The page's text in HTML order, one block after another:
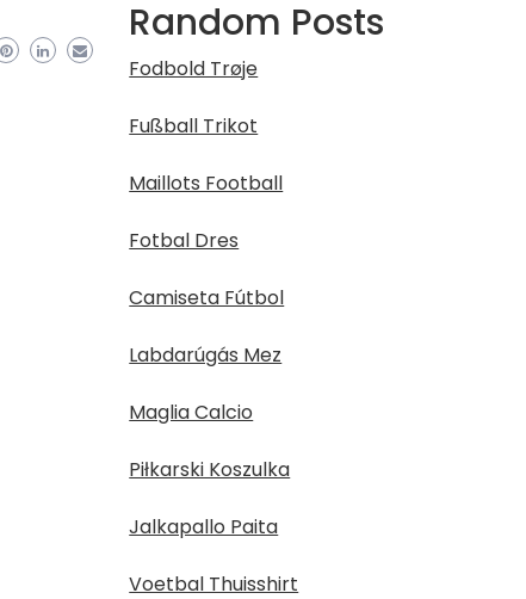
Random Posts
Fodbold Trøje
Fußball Trikot
Maillots Football
Fotbal Dres
Camiseta Fútbol
Labdarúgás Mez
Maglia Calcio
Piłkarski Koszulka
Jalkapallo Paita
Voetbal Thuisshirt